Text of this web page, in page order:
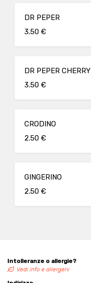
DR PEPER
3.50 €
DR PEPER CHERRY
3.50 €
CRODINO
2.50 €
GINGERINO
2.50 €
Intolleranze o allergie?
Vedi info e allergeni